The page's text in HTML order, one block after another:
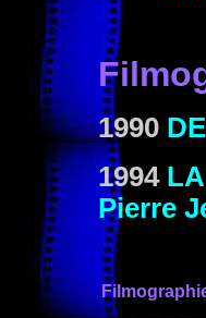
1990
1994
Pierre